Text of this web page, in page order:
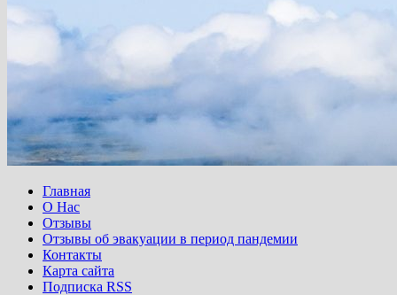
Главная
О Нас
Отзывы
Отзывы об эвакуации в период пандемии
Контакты
Карта сайта
Подписка RSS